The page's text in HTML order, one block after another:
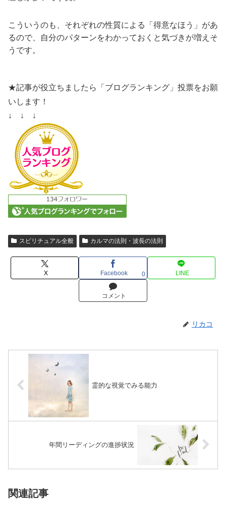
こういうのも、それぞれの性質による「得意なほう」があ
るので、自分のパターンをわかっておくと気づきが増えそ
うです。
★記事が役立ちましたら「ブログランキング」投票をお願
いします！
↓ ↓ ↓
スピリチュアル全般 カルマの法則・波長の法則
X Facebook 0 LINE
コメント
リカコ
霊的な視覚でみる能力
年間リーディングの進捗状況
関連記事